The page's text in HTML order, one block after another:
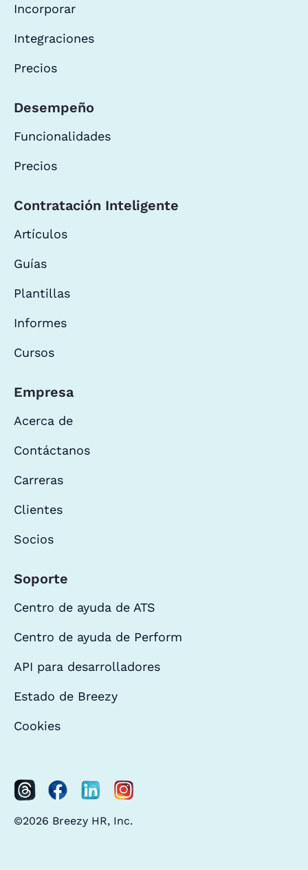
Incorporar
Integraciones
Precios
Desempeño
Funcionalidades
Precios
Contratación Inteligente
Artículos
Guías
Plantillas
Informes
Cursos
Empresa
Acerca de
Contáctanos
Carreras
Clientes
Socios
Soporte
Centro de ayuda de ATS
Centro de ayuda de Perform
API para desarrolladores
Estado de Breezy
Cookies
©2026 Breezy HR, Inc.